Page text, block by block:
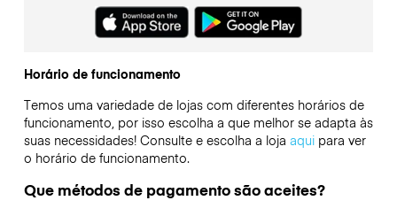
Horário de funcionamento
Temos uma variedade de lojas com diferentes horários de
funcionamento, por isso escolha a que melhor se adapta às
suas necessidades! Consulte e escolha a loja aquipara ver
o horário de funcionamento.
Que métodos de pagamento são aceites?